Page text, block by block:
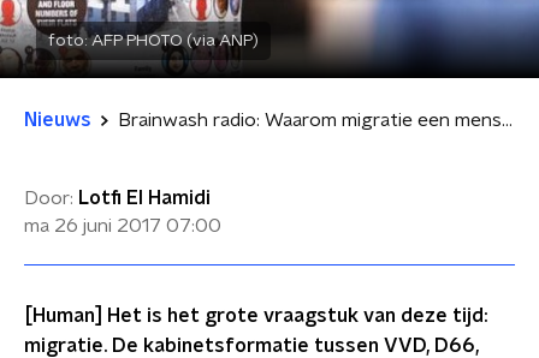
foto:AFP PHOTO (via ANP)
Nieuws Brainwash radio: Waarom migratie een mensenrecht is
Door: Lotfi El Hamidi
ma 26 juni 2017 07:00
[Human] Het is het grote vraagstuk van deze tijd:
migratie. De kabinetsformatie tussen VVD, D66,